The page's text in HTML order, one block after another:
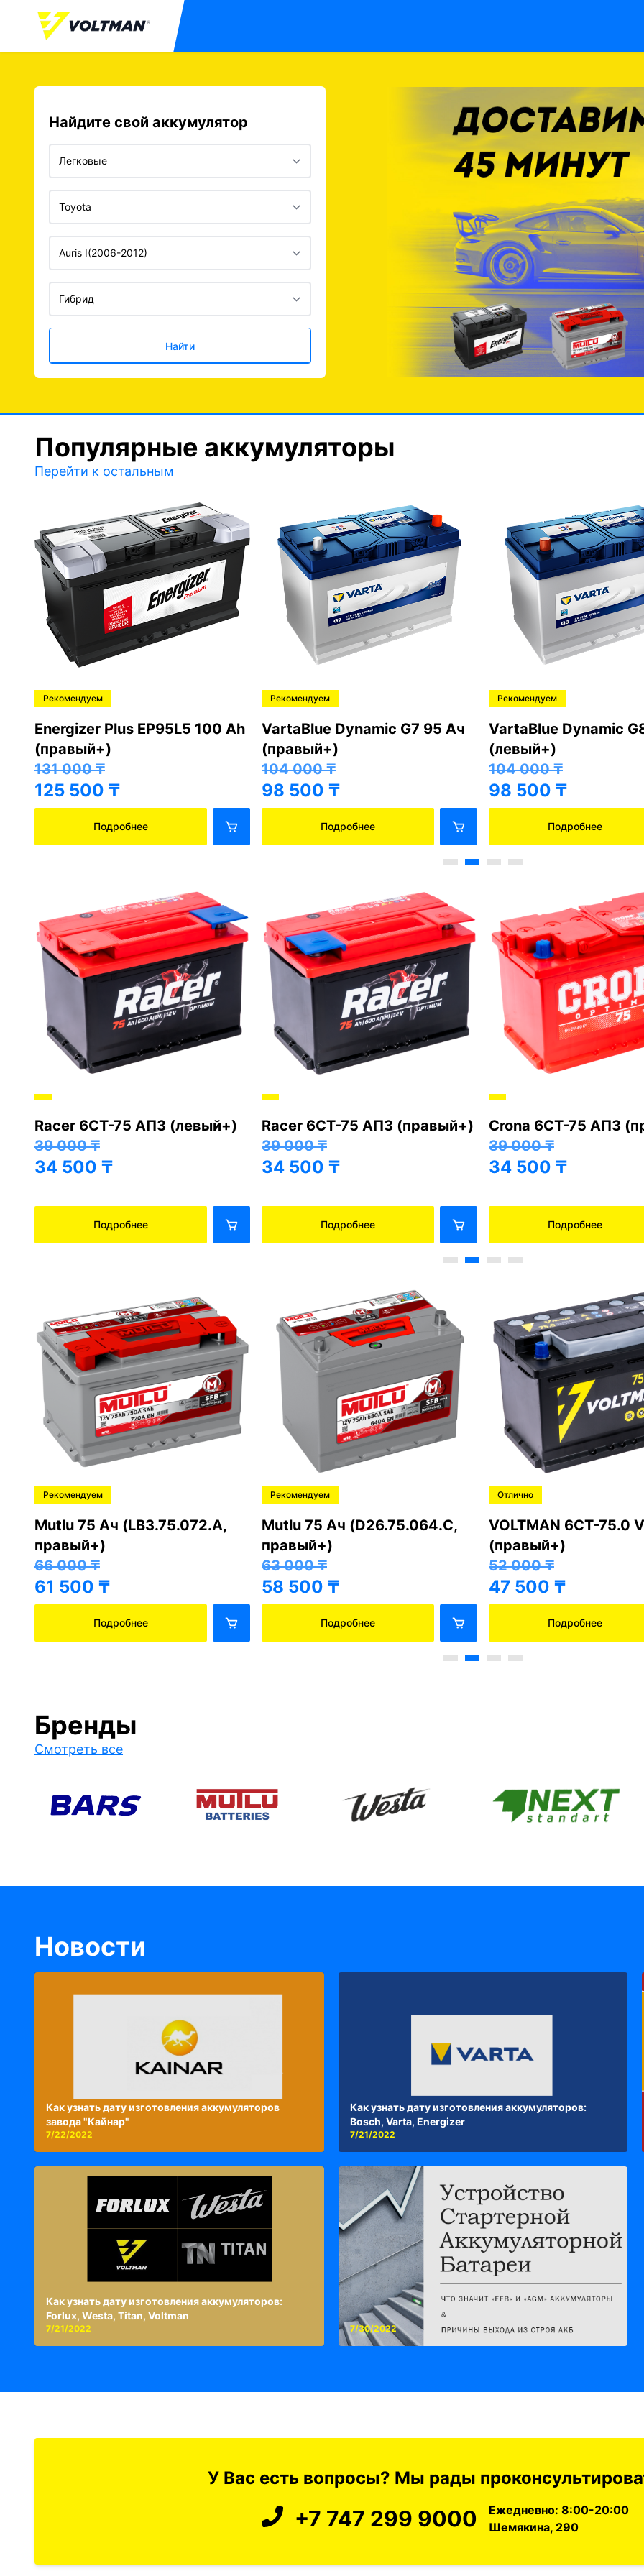
Найдите свой аккумулятор
Найти
Популярные аккумуляторы
Перейти к остальным
Рекомендуем
Energizer Plus EP95L5 100 Ah
(правый+)
131 000₸
125 500 ₸
Подробнее
Рекомендуем
VartaBlue Dynamic G7 95 Ач
(правый+)
104 000₸
98 500 ₸
Подробнее
Рекомендуем
VartaBlue Dynamic
(левый+)
104 000₸
98 500 ₸
Подробнее
Racer 6СТ-75 АПЗ (левый+)
39 000₸
34 500 ₸
Подробнее
Racer 6СТ-75 АПЗ (правый+)
39 000₸
34 500 ₸
Подробнее
Crona 6СТ-75 АПЗ
39 000₸
34 500 ₸
Подробнее
Рекомендуем
Mutlu 75 Ач (LB3.75.072.A,
правый+)
66 000₸
61 500 ₸
Подробнее
Рекомендуем
Mutlu 75 Ач (D26.75.064.C,
правый+)
63 000₸
58 500 ₸
Подробнее
Отлично
VOLTMAN 6CT-75.0
(правый+)
52 000₸
47 500 ₸
Подробнее
Бренды
Смотреть все
Новости
Как узнать дату изготовления аккумуляторов
завода "Кайнар"
7/22/2022
Как узнать дату изготовления аккумуляторов:
Bosch, Varta, Energizer
7/21/2022
Как узнать дату изготовления аккумуляторов:
Forlux, Westa, Titan, Voltman
7/21/2022 7/30/2022
У Вас есть вопросы? Мы рады
+7 747 299 9000
Ежедневно: 8:00-20:00
Шемякина, 290